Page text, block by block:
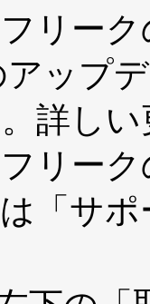
リー
ップ
詳し
リー
「サ